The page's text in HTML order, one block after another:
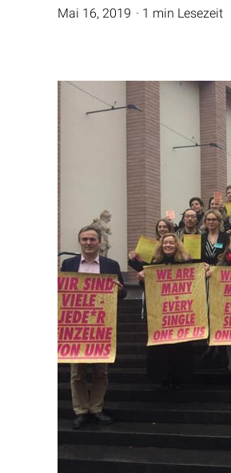
Mai 16, 2019 1 min Lesezeit